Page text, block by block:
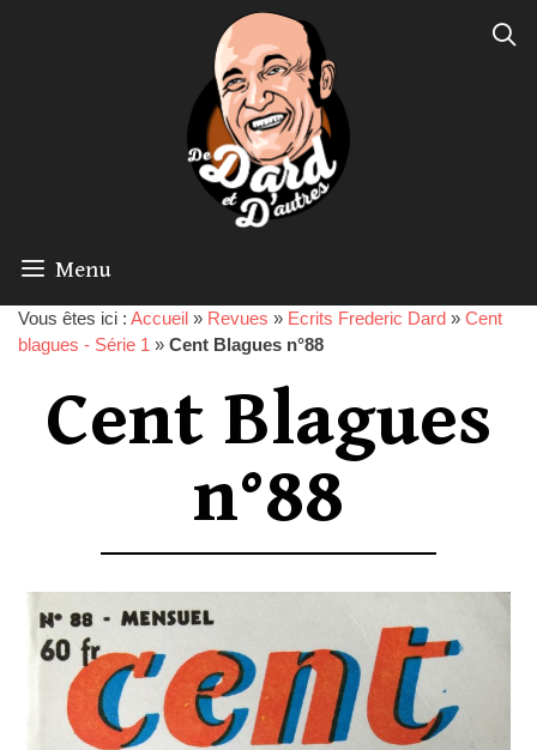
Menu
Vous êtes ici : Accueil » Revues » Ecrits Frederic Dard » Cent
blagues - Série 1 » Cent Blagues n°88
Cent Blagues
n°88